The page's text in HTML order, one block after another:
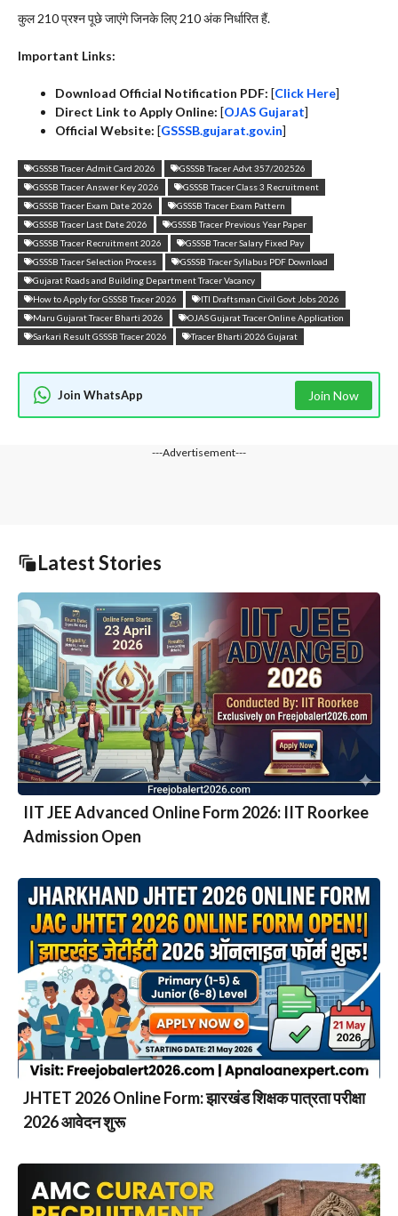
कुल 210 प्रश्न पूछे जाएंगे जिनके लिए 210 अंक निर्धारित हैं.
Important Links:
Download Official Notification PDF: [Click Here]
Direct Link to Apply Online: [OJAS Gujarat]
Official Website: [GSSSB.gujarat.gov.in]
GSSSB Tracer Admit Card 2026
GSSSB Tracer Advt 357/202526
GSSSB Tracer Answer Key 2026
GSSSB Tracer Class 3 Recruitment
GSSSB Tracer Exam Date 2026
GSSSB Tracer Exam Pattern
GSSSB Tracer Last Date 2026
GSSSB Tracer Previous Year Paper
GSSSB Tracer Recruitment 2026
GSSSB Tracer Salary Fixed Pay
GSSSB Tracer Selection Process
GSSSB Tracer Syllabus PDF Download
Gujarat Roads and Building Department Tracer Vacancy
How to Apply for GSSSB Tracer 2026
ITI Draftsman Civil Govt Jobs 2026
Maru Gujarat Tracer Bharti 2026
OJAS Gujarat Tracer Online Application
Sarkari Result GSSSB Tracer 2026
Tracer Bharti 2026 Gujarat
Join WhatsApp Join Now
---Advertisement---
Latest Stories
IIT JEE Advanced Online Form 2026: IIT Roorkee
Admission Open
JHTET 2026 Online Form: झारखंड शिक्षक पात्रता परीक्षा
2026 आवेदन शुरू